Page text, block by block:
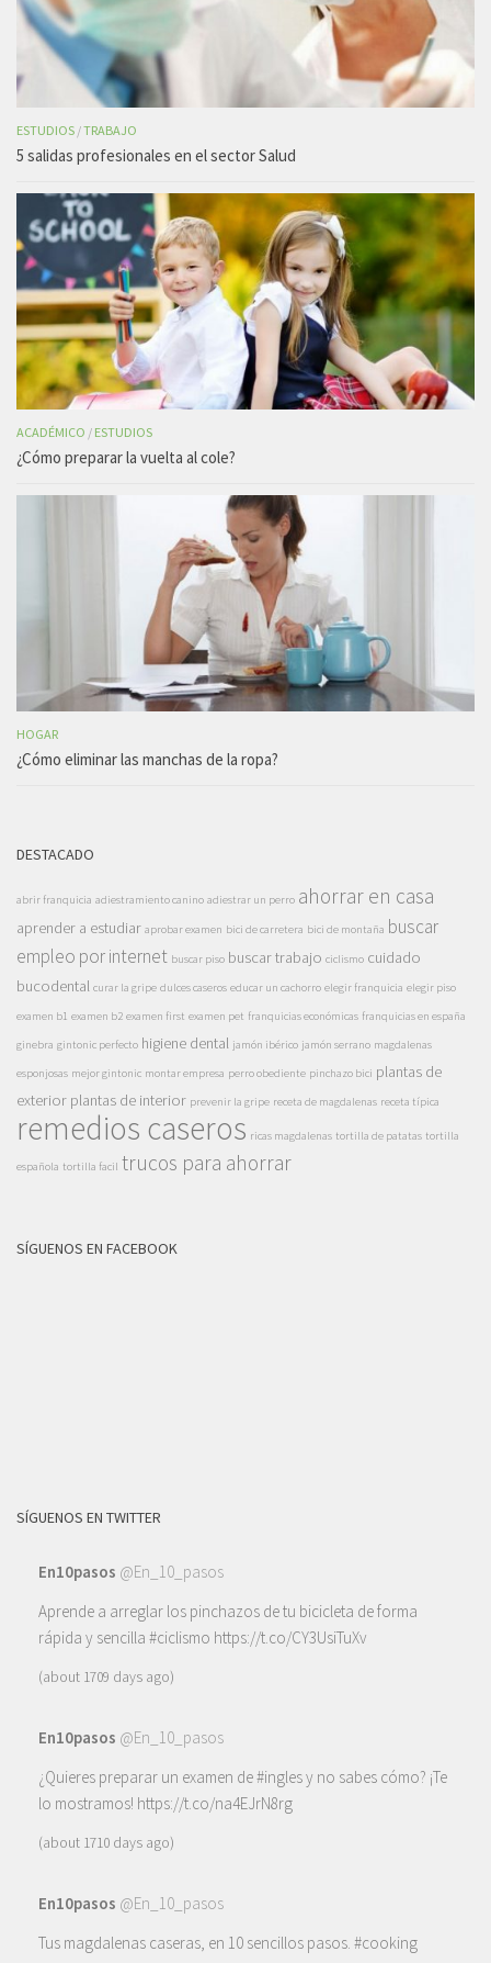
ESTUDIOS /TRABAJO
5 salidas profesionales en el sector Salud
ACADÉMICO / ESTUDIOS
¿Cómo preparar la vuelta al cole?
HOGAR
¿Cómo eliminar las manchas de la ropa?
DESTACADO
abrir franquicia adiestramiento canino adiestrar un perro ahorrar en casa
aprender a estudiar aprobar examen bici de carretera bici de montaña buscar
empleo por internet buscar piso buscar trabajo ciclismo cuidado
bucodental curar la gripe dulces caseros educar un cachorro elegir franquicia elegir piso
examen b1 examen b2 examen first examen pet franquicias económicas franquicias en españa
ginebra gintonic perfecto higiene dental jamón ibérico jamón serrano magdalenas
esponjosas mejor gintonic montar empresa perro obediente pinchazo bici plantas de
exterior plantas de interior prevenir la gripe receta de magdalenas receta típica
remedios caseros ricas magdalenas tortilla de patatas tortilla
española tortilla facil trucos para ahorrar
SÍGUENOS EN FACEBOOK
SÍGUENOS EN TWITTER
En10pasos @En_10_pasos
Aprende a arreglar los pinchazos de tu bicicleta de forma
rápida y sencilla #ciclismo https://t.co/CY3UsiTuXv
(about 1709 days ago)
En10pasos @En_10_pasos
¿Quieres preparar un examen de#inglesy no sabes cómo? ¡Te
lo mostramos! https://t.co/na4EJrN8rg
(about 1710 days ago)
En10pasos @En_10_pasos
Tus magdalenas caseras, en 10 sencillos pasos. #cooking